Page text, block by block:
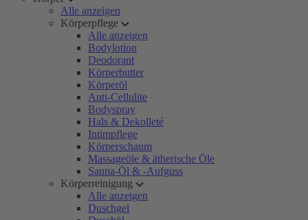
Alle anzeigen
Körperpflege
Alle anzeigen
Bodylotion
Deodorant
Körperbutter
Körperöl
Anti-Cellulite
Bodyspray
Hals & Dekolleté
Intimpflege
Körperschaum
Massageöle & ätherische Öle
Sauna-Öl & -Aufguss
Körperreinigung
Alle anzeigen
Duschgel